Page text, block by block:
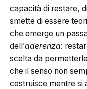
capacità di restare,
smette di essere
che emerge un
dell’aderenza:
scelta da
che il senso non
costruisce mentre si